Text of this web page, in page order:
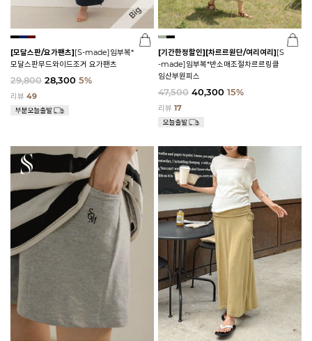
[모달스판/요가팬츠][S-made]임부복*
모달스판무드와이드조거 요가팬츠
29,800 28,300 5%
리뷰 49
[기간한정할인][차르르원단/여리여리][S
-made]임부복*반소매조절차르르링클
임산부원피스
47,500 40,300 15%
리뷰 17